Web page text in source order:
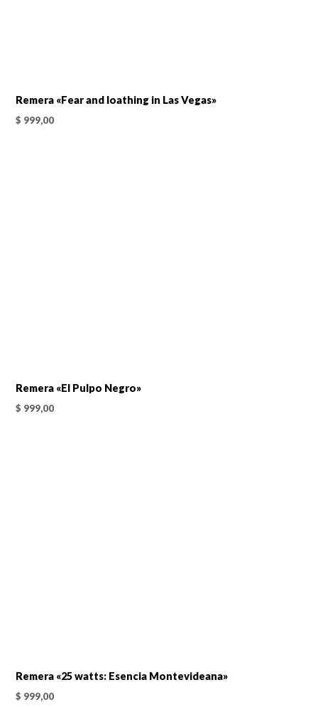
Remera «Fear and loathing in Las Vegas»
$ 999,00
Remera «El Pulpo Negro»
$ 999,00
Remera «25 watts: Esencia Montevideana»
$ 999,00